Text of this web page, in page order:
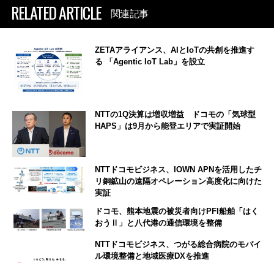
RELATED ARTICLE 関連記事
ZETAアライアンス、AIとIoTの共創を推進す
る 「Agentic IoT Lab」を設立
NTTの1Q決算は増収増益 ドコモの「気球型
HAPS」は9月から能登エリアで実証開始
NTTドコモビジネス、IOWN APNを活用したチ
リ銅鉱山の遠隔オペレーション高度化に向けた
実証
ドコモ、熊本地震の被災者向けPFI船舶「はく
おうⅡ」と八代港の通信環境を整備
NTTドコモビジネス、つがる総合病院のモバイ
ル環境整備と地域医療DXを推進